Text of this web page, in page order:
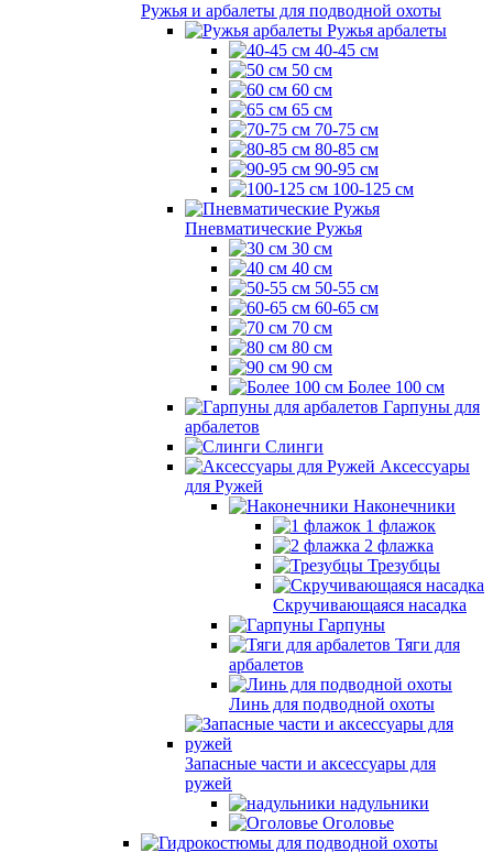
Ружья и арбалеты для подводной охоты
Ружья арбалеты
40-45 см
50 см
60 см
65 см
70-75 см
80-85 см
90-95 см
100-125 см
Пневматические Ружья
30 см
40 см
50-55 см
60-65 см
70 см
80 см
90 см
Более 100 см
Гарпуны для
арбалетов
Слинги
Аксессуары
для Ружей
Наконечники
1 флажок
2 флажка
Трезубцы
Скручивающаяся насадка
Гарпуны
Тяги для
арбалетов
Линь для подводной охоты
Запасные части и аксессуары для
ружей
надульники
Оголовье